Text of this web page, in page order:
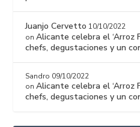
Juanjo Cervetto 10/10/2022
onAlicante celebra el ‘Arroz
chefs, degustaciones y un
Sandro 09/10/2022
onAlicante celebra el ‘Arroz
chefs, degustaciones y un